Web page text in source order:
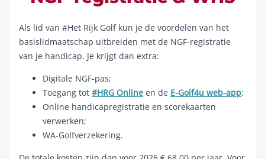
Als lid van #Het Rijk Golf kun je de voordelen van het
basislidmaatschap uitbreiden met de NGF-registratie
van je handicap. Je krijgt dan extra:
Digitale NGF-pas;
Toegang tot #HRG Online en de E-Golf4u web-app;
Online handicapregistratie en scorekaarten
verwerken;
WA-Golfverzekering.